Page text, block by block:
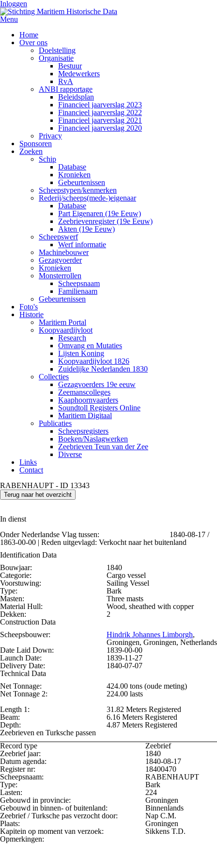
Inloggen
Menu
Home
Over ons
Doelstelling
Organisatie
Bestuur
Medewerkers
RvA
ANBI rapportage
Beleidsplan
Financieel jaarverslag 2023
Financieel jaarverslag 2022
Financieel jaarverslag 2021
Financieel jaarverslag 2020
Privacy
Sponsoren
Zoeken
Schip
Database
Kronieken
Gebeurtenissen
Scheepstypen/kenmerken
Rederij/scheeps(mede-)eigenaar
Database
Part Eigenaren (19e Eeuw)
Zeebrievenregister (19e Eeuw)
Akten (19e Eeuw)
Scheepswerf
Werf informatie
Machinebouwer
Gezagvoerder
Kronieken
Monsterrollen
Scheepsnaam
Familienaam
Gebeurtenissen
Foto's
Historie
Maritiem Portal
Koopvaardijvloot
Research
Omvang en Mutaties
Lijsten Koning
Koopvaardijvloot 1826
Zuidelijke Nederlanden 1830
Collecties
Gezagvoerders 19e eeuw
Zeemanscolleges
Kaaphoornvaarders
Soundtoll Registers Online
Maritiem Digitaal
Publicaties
Scheepsregisters
Boeken/Naslagwerken
Zeebrieven Teun van der Zee
Diverse
Links
Contact
RABENHAUPT - ID 13343
Terug naar het overzicht
In dienst
Onder Nederlandse Vlag tussen:
1840-08-17 /
1863-00-00 | Reden uitgevlagd: Verkocht naar het buitenland
Identification Data
Bouwjaar:
1840
Categorie:
Cargo vessel
Voorstuwing:
Sailing Vessel
Type:
Bark
Masten:
Three masts
Material Hull:
Wood, sheathed with copper
Dekken:
2
Construction Data
Scheepsbouwer:
Hindrik Johannes Limborgh,
Groningen, Groningen, Netherlands
Date Laid Down:
1839-00-00
Launch Date:
1839-11-27
Delivery Date:
1840-07-07
Technical Data
Net Tonnage:
424.00 tons (oude meting)
Net Tonnage 2:
224.00 lasts
Length 1:
31.82 Meters Registered
Beam:
6.16 Meters Registered
Depth:
4.87 Meters Registered
Zeebrieven en Turksche passen
Record type
Zeebrief
Zeebrief jaar:
1840
Datum agenda:
1840-08-17
Register nr:
18400470
Scheepsnaam:
RABENHAUPT
Type:
Bark
Lasten:
224
Gebouwd in provincie:
Groningen
Gebouwd in binnen- of buitenland:
Binnenlands
Zeebrief / Turksche pas verzocht door:
Nap C.M.
Plaats:
Groningen
Kapitein op moment van verzoek:
Sikkens T.D.
Opmerkingen: